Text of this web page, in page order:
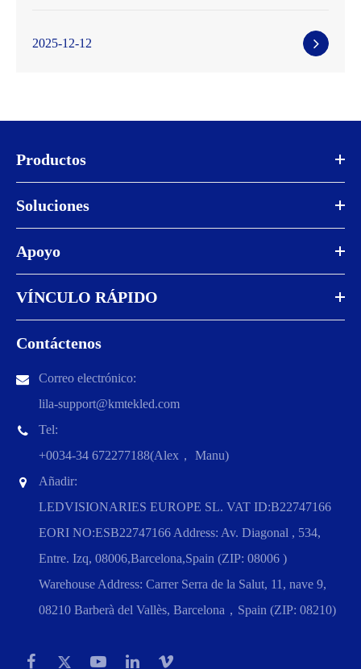
2025-12-12
Productos
Soluciones
Apoyo
VÍNCULO RÁPIDO
Contáctenos
Correo electrónico:
lila-support@kmtekled.com
Tel:
+0034-34 672277188(Alex， Manu)
Añadir:
LEDVISIONARIES EUROPE SL. VAT ID:B22747166
EORI NO:ESB22747166 Address: Av. Diagonal , 534,
Entre. Izq, 08006,Barcelona,Spain (ZIP: 08006 )
Warehouse Address: Carrer Serra de la Salut, 11, nave 9,
08210 Barberà del Vallès, Barcelona，Spain (ZIP: 08210)